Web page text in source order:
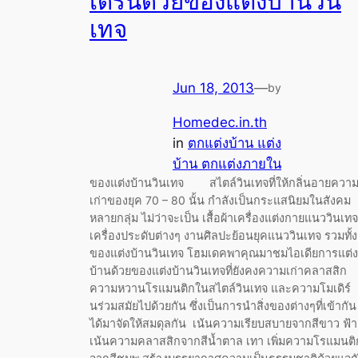
เทจ
Jun 18, 2013—by
Homedec.in.th
in ตกแต่งบ้าน แต่ง
บ้าน ตกแต่งภายใน
ของแต่งบ้านวินเทจ สไตล์วินเทจที่ให้กลิ่นอายความ
เก่าของยุค 70 – 80 นั้น กำลังเป็นกระแสนิยมในสังคม
หลายกลุ่ม ไม่ว่าจะเป็น เสื้อผ้าเครื่องแต่งกายแนววินเทจ
เครื่องประดับต่างๆ งานศิลปะย้อนยุคแนววินเทจ รวมทั้ง
ของแต่งบ้านวินเทจ โฮมเดคพาคุณมาชมไอเดียการแต่ง
บ้านด้วยของแต่งบ้านวินเทจที่ยังคงความเก่าคลาสสิก
ความหวานโรแมนติกในสไตล์วินเทจ และความโมเดิร์
นร่วมสมัยไปด้วยกัน ซึ่งเป็นการนำสิ่งของต่างๆที่เข้ากัน
ได้มาจัดให้สมดุลกัน เน้นความเรียบสบายจากสีขาว ฟ้า
เน้นความคลาสสิกจากสีน้ำตาล เทา เพิ่มความโรแมน